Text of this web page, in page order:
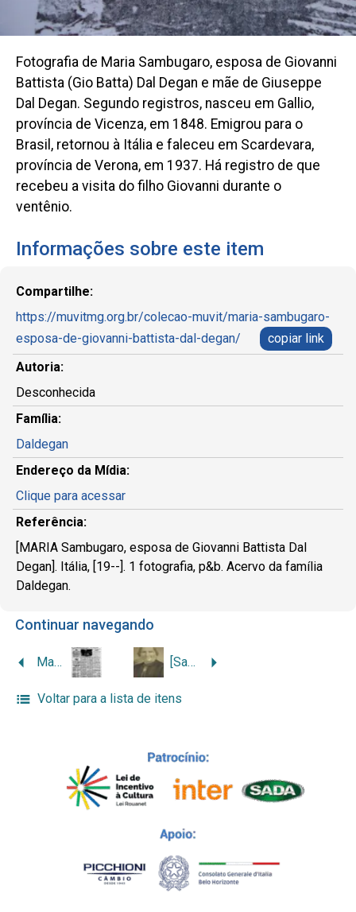
Fotografia de Maria Sambugaro, esposa de Giovanni
Battista (Gio Batta) Dal Degan e mãe de Giuseppe
Dal Degan. Segundo registros, nasceu em Gallio,
província de Vicenza, em 1848. Emigrou para o
Brasil, retornou à Itália e faleceu em Scardevara,
província de Verona, em 1937. Há registro de que
recebeu a visita do filho Giovanni durante o
ventênio.
Informações sobre este item
Compartilhe:
https://muvitmg.org.br/colecao-muvit/maria-sambugaro-
esposa-de-giovanni-battista-dal-degan/
copiar link
Autoria:
Desconhecida
Família:
Daldegan
Endereço da Mídia:
Clique para acessar
Referência:
[MARIA Sambugaro, esposa de Giovanni Battista Dal
Degan]. Itália, [19--]. 1 fotografia, p&b. Acervo da família
Daldegan.
Continuar navegando
Mario Lombardi eleito Prefeito [Samaritana Feder, esposa de Giuseppe Dal Degan]
Voltar para a lista de itens